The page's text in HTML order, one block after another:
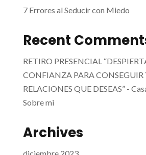
7 Errores al Seducir con Miedo
Recent
RETIRO PRESENCIAL
CONFIANZA PARA CONSEGUIR
RELACIONES QUE DESEAS” -
Sobre mi
Archives
diciembre 2023